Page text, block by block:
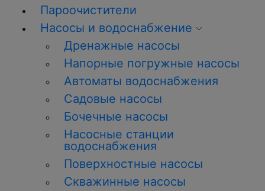
Пароочистители
Насосы и водоснабжение
Дренажные насосы
Напорные погружные насосы
Автоматы водоснабжения
Садовые насосы
Бочечные насосы
Насосные станции
водоснабжения
Поверхностные насосы
Скважинные насосы